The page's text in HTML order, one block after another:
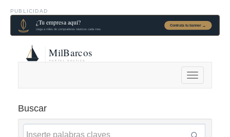
PUBLICIDAD
Alternar
navegación
Buscar